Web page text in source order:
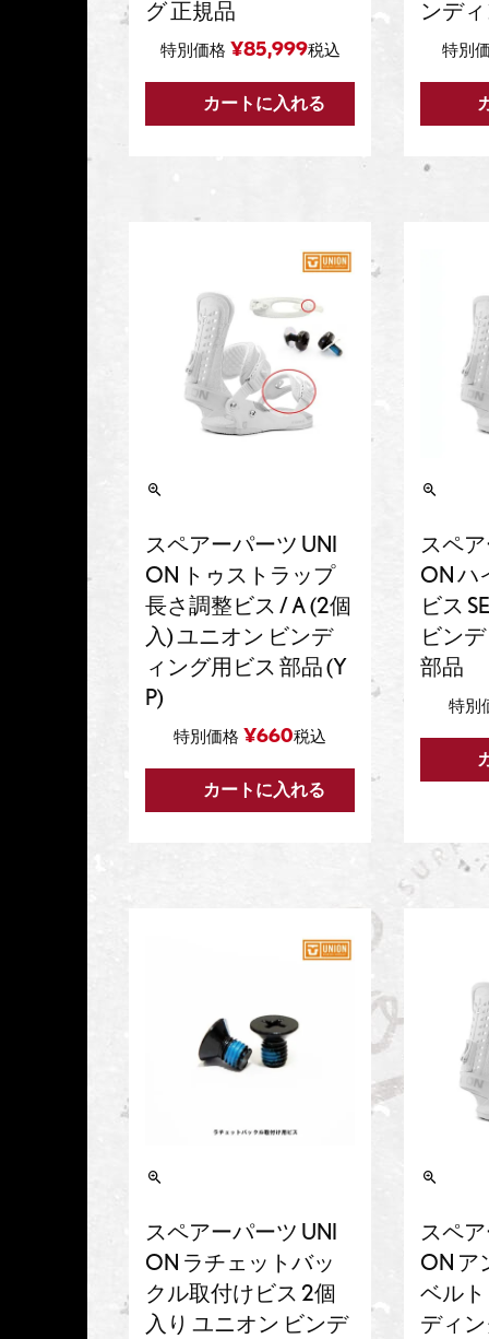
グ 正規品
特別価格 ¥85,999税込
カートに入れる
ンデ
特別
スペアーパーツ UNI
ON トゥストラップ
長さ調整ビス / A (2個
入) ユニオン ビンデ
ィング用ビス 部品 (Y
P)
特別価格 ¥660税込
カートに入れる
スペ
ON ハ
ビス
ビン
部品
特別
スペアーパーツ UNI
ON ラチェットバッ
クル取付けビス 2個
入り ユニオン ビンデ
スペ
ON ア
ベル
ディ